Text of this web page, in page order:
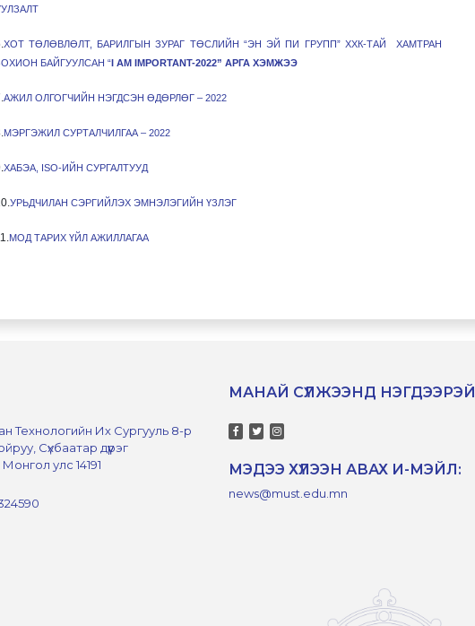
ХОТ ТӨЛӨВЛӨЛТ, БАРИЛГЫН ЗУРАГ ТӨСЛИЙН “ЭН ЭЙ ПИ ГРУПП” ХХК-ТАЙ ХАМТРАН
БАЙГУУЛСАН “I AM IMPORTANT-2022” АРГА ХЭМЖЭЭ
АЖИЛ ОЛГОГЧИЙН НЭГДСЭН ӨДӨРЛӨГ – 2022
МЭРГЭЖИЛ СУРТАЛЧИЛГАА – 2022
ХАБЭА, ISO-ИЙН СУРГАЛТУУД
УРЬДЧИЛАН СЭРГИЙЛЭХ ЭМНЭЛЭГИЙН ҮЗЛЭГ
МОД ТАРИХ ҮЙЛ АЖИЛЛАГАА
Технологийн Их Сургууль 8-р
Сүхбаатар дүүрэг
улс 14191
МАНАЙ СҮЛЖЭЭНД НЭГДЭЭРЭЙ
МЭДЭЭ ХҮЛЭЭН АВАХ И-МЭЙЛ:
news@must.edu.mn